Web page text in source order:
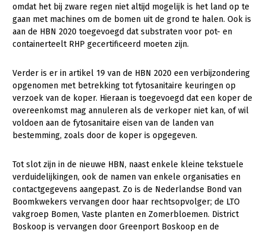
Bodem en water
Platteland en omgeving
Mens, ondernemerschap en onderwijs
Internationaal
Sectoren
Dier
Biologische Landbouw
Geitenhouderij
Kalverhouderij
Konijnenhouderij
Melkveehouderij
Akkerbouw
Biologische Landbouw
Bollenteelt
Bomen, vaste planten en zomerbloemen
Multifunctionele landbouw
Multifunctioneel
Vrouw en Bedrijf
Onderwerpen
Nieuws
omdat het bij zware regen niet altijd mogelijk is het land op te
gaan met machines om de bomen uit de grond te halen. Ook is
aan de HBN 2020 toegevoegd dat substraten voor pot- en
containerteelt RHP gecertificeerd moeten zijn.
Verder is er in artikel 19 van de HBN 2020 een verbijzondering
opgenomen met betrekking tot fytosanitaire keuringen op
verzoek van de koper. Hieraan is toegevoegd dat een koper de
overeenkomst mag annuleren als de verkoper niet kan, of wil
voldoen aan de fytosanitaire eisen van de landen van
bestemming, zoals door de koper is opgegeven.
Tot slot zijn in de nieuwe HBN, naast enkele kleine tekstuele
verduidelijkingen, ook de namen van enkele organisaties en
contactgegevens aangepast. Zo is de Nederlandse Bond van
Boomkwekers vervangen door haar rechtsopvolger; de LTO
vakgroep Bomen, Vaste planten en Zomerbloemen. District
Boskoop is vervangen door Greenport Boskoop en de